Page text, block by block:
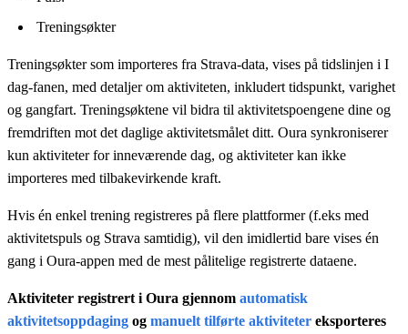
Treningsøkter
Treningsøkter som importeres fra Strava-data, vises på tidslinjen i I
dag-fanen, med detaljer om aktiviteten, inkludert tidspunkt, varighet
og gangfart. Treningsøktene vil bidra til aktivitetspoengene dine og
fremdriften mot det daglige aktivitetsmålet ditt. Oura synkroniserer
kun aktiviteter for inneværende dag, og aktiviteter kan ikke
importeres med tilbakevirkende kraft.
Hvis én enkel trening registreres på flere plattformer (f.eks med
aktivitetspuls og Strava samtidig), vil den imidlertid bare vises én
gang i Oura-appen med de mest pålitelige registrerte dataene.
Aktiviteter registrert i Oura gjennom automatisk
aktivitetsoppdaging og manuelt tilførte aktiviteter eksporteres